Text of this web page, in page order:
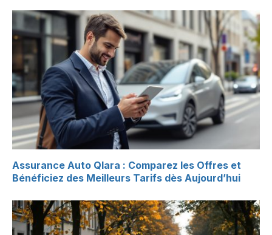
Assurance Auto Qlara : Comparez les Offres et
Bénéficiez des Meilleurs Tarifs dès Aujourd’hui